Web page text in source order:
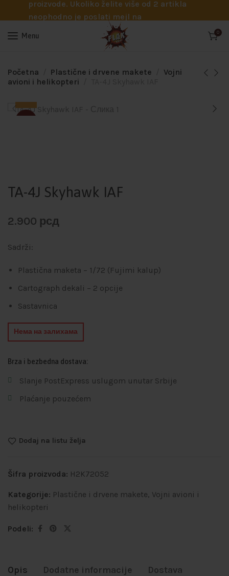
proizvode. Ukoliko želite više od 2 artikla
neophodno je poslati mejl na
info@flakhobby.com sa preciznim šiframa
proizvoda. Svakako nas možete pozvati
potrebna pomoć oko odabira.
Menu 0
Početna Plastične i drvene makete
Vojni
avioni i helikopteri
TA-4J Skyhawk IAF
2.900 рсд
Sadrži:
Plastična maketa – 1/72 (Fujimi kalup)
Cartograph dekali – 2 opcije
Sastavnica
Нема на залихама
Brza i bezbedna dostava:
Slanje PostExpress uslugom unutar Srbije
Plaćanje pouzećem
Dodaj na listu želja
Šifra proizvoda: H2K72052
Kategorije: Plastične i drvene makete, Vojni avioni i
helikopteri
Podeli:
Opis Dodatne informacije Dostava